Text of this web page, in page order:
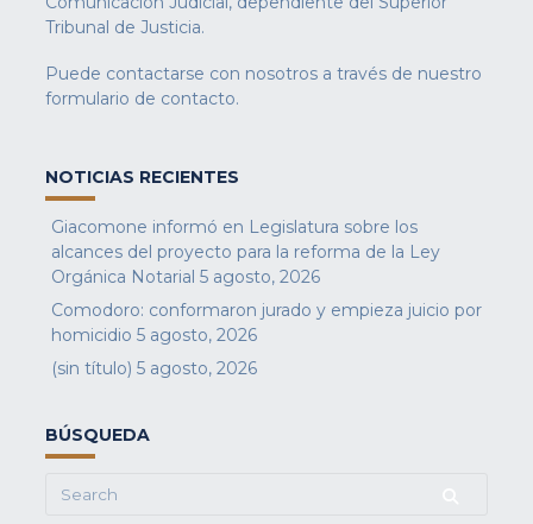
Tribunal de Justicia.
Puede contactarse con nosotros a través de nuestro
formulario de contacto.
NOTICIAS RECIENTES
Giacomone informó en Legislatura sobre los
alcances del proyecto para la reforma de la Ley
Orgánica Notarial 5 agosto, 2026
Comodoro: conformaron jurado y empieza juicio por
homicidio 5 agosto, 2026
(sin título) 5 agosto, 2026
BÚSQUEDA
Search